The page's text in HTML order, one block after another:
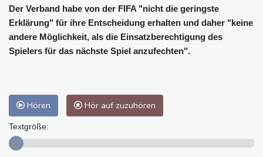
Der Verband habe von der FIFA "nicht die geringste
Erklärung" für ihre Entscheidung erhalten und daher "keine
andere Möglichkeit, als die Einsatzberechtigung des
Spielers für das nächste Spiel anzufechten".
Hören Hör auf zuzuhören
Textgröße: